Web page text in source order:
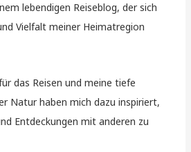
lebendigen Reiseblog, der sich
Vielfalt meiner Heimatregion
das Reisen und meine tiefe
Natur haben mich dazu inspiriert,
Entdeckungen mit anderen zu